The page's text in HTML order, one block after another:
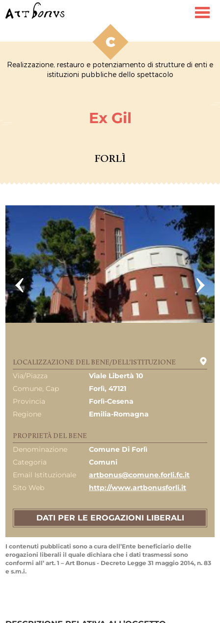
Realizzazione, restauro e potenziamento di strutture di enti e
istituzioni pubbliche dello spettacolo
Ex Gil
FORLÌ
LOCALIZZAZIONE DEL BENE/DELL'ISTITUZIONE
Via/Piazza
Viale Libertà 10
Comune, Cap
Forlì, 47121
Provincia
Forlì-Cesena
Regione
Emilia-Romagna
PROPRIETÀ DEL BENE
Denominazione
Comune Di Forlì
Categoria
Comuni
Email Istituzionale
artbonus@comune.forli.fc.it
Sito Web
http://www.artbonusforli.it
DATI PER LE EROGAZIONI LIBERALI
I contenuti pubblicati sono a cura dell’Ente beneficiario delle
erogazioni liberali il quale dichiara che i dati trasmessi sono
conformi all’ art. 1 – Art Bonus - Decreto Legge 31 maggio 2014, n. 83
e s.m.i.